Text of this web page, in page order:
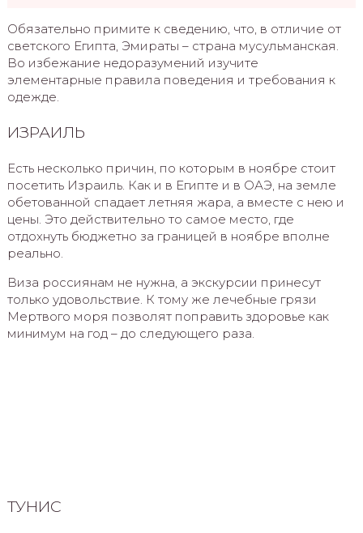
Обязательно примите к сведению, что, в отличие от
светского Египта, Эмираты – страна мусульманская.
Во избежание недоразумений изучите
элементарные правила поведения и требования к
одежде.
ИЗРАИЛЬ
Есть несколько причин, по которым в ноябре стоит
посетить Израиль. Как и в Египте и в ОАЭ, на земле
обетованной спадает летняя жара, а вместе с нею и
цены. Это действительно то самое место, где
отдохнуть бюджетно за границей в ноябре вполне
реально.
Виза россиянам не нужна, а экскурсии принесут
только удовольствие. К тому же лечебные грязи
Мертвого моря позволят поправить здоровье как
минимум на год – до следующего раза.
ТУНИС